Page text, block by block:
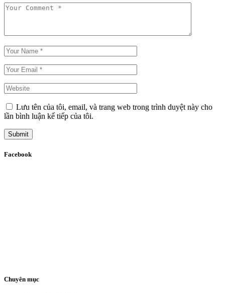
Lưu tên của tôi, email, và trang web trong trình duyệt này cho
lần bình luận kế tiếp của tôi.
Submit
Facebook
Chuyên mục